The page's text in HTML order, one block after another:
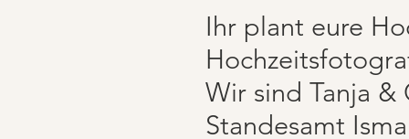
Ihr plant eure
Wir sind Tanja &
Standesamt